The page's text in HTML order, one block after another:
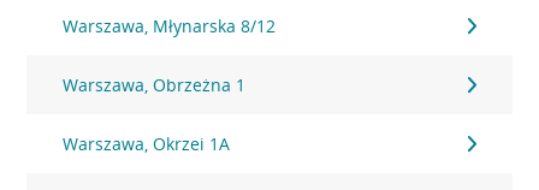
Warszawa, Młynarska 8/12
Warszawa, Obrzeżna 1
Warszawa, Okrzei 1A